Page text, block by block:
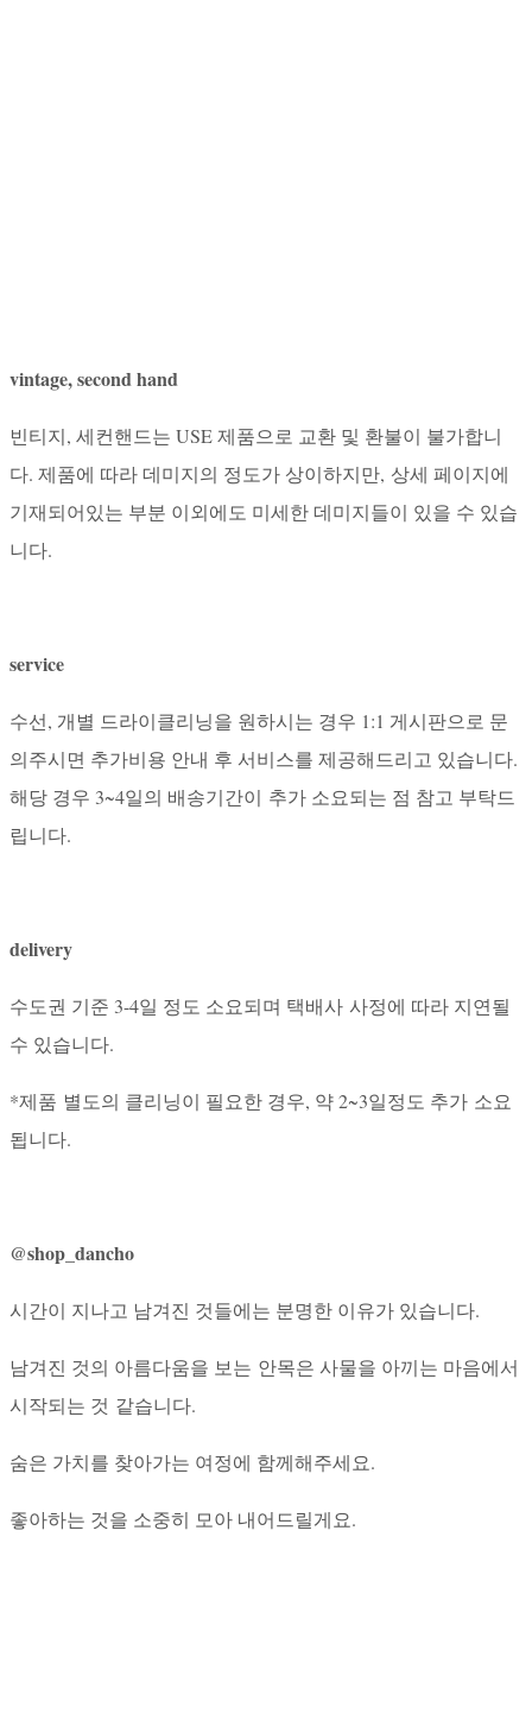
vintage, second hand
빈티지, 세컨핸드는 USE 제품으로 교환 및 환불이 불가합니
다. 제품에 따라 데미지의 정도가 상이하지만, 상세 페이지에
기재되어있는 부분 이외에도 미세한 데미지들이 있을 수 있습
니다.
service
수선, 개별 드라이클리닝을 원하시는 경우 1:1 게시판으로 문
의주시면 추가비용 안내 후 서비스를 제공해드리고 있습니다.
해당 경우 3~4일의 배송기간이 추가 소요되는 점 참고 부탁드
립니다.
delivery
수도권 기준 3-4일 정도 소요되며 택배사 사정에 따라 지연될
수 있습니다.
*제품 별도의 클리닝이 필요한 경우, 약 2~3일정도 추가 소요
됩니다.
@shop_dancho
시간이 지나고 남겨진 것들에는 분명한 이유가 있습니다.
남겨진 것의 아름다움을 보는 안목은 사물을 아끼는 마음에서
시작되는 것 같습니다.
숨은 가치를 찾아가는 여정에 함께해주세요.
좋아하는 것을 소중히 모아 내어드릴게요.